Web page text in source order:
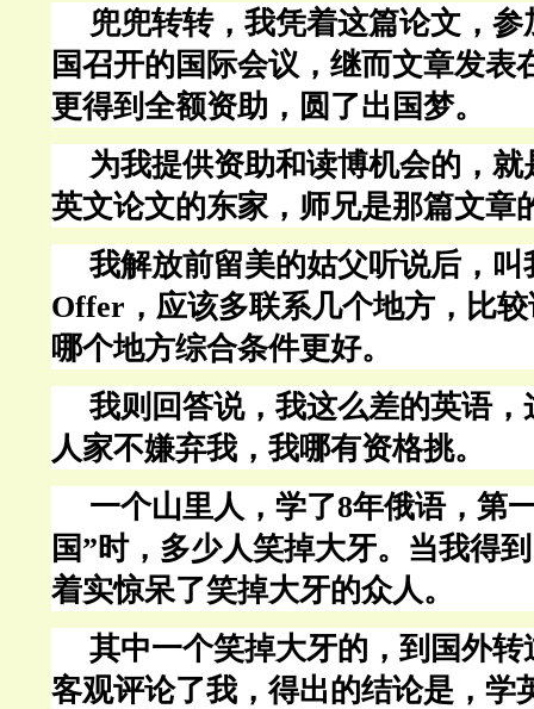
兜兜转转，我凭着这篇论文，
国召开的国际会议，继而文章发表
更得到全额资助，圆了出国梦。
为我提供资助和读博机会的，
英文论文的东家，师兄是那篇文章
我解放前留美的姑父听说后，
Offer，应该多联系几个地方，比
哪个地方综合条件更好。
我则回答说，我这么差的英语
人家不嫌弃我，我哪有资格挑。
一个山里人，学了8年俄语，第
国”时，多少人笑掉大牙。当我得
着实惊呆了笑掉大牙的众人。
其中一个笑掉大牙的，到国外
客观评论了我，得出的结论是，学